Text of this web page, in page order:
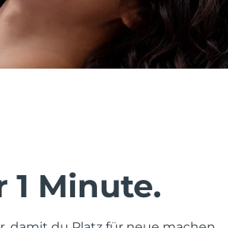
Minute.